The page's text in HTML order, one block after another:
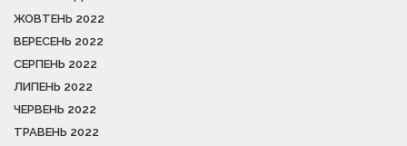
ЖОВТЕНЬ 2022
ВЕРЕСЕНЬ 2022
СЕРПЕНЬ 2022
ЛИПЕНЬ 2022
ЧЕРВЕНЬ 2022
ТРАВЕНЬ 2022